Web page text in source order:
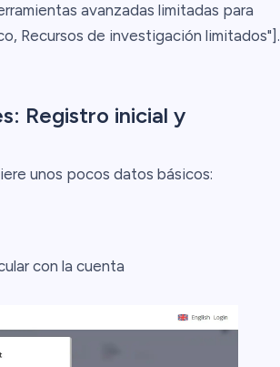
avanzadas limitadas para
Recursos de investigación limitados"].
Registro inicial y
unos pocos datos básicos:
con la cuenta